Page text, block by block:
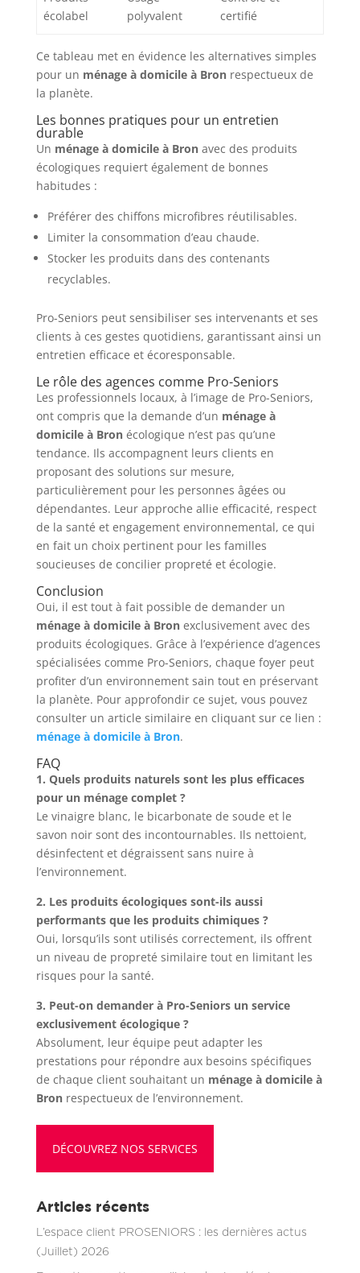
écolabel
polyvalent
certifié
Ce tableau met en évidence les alternatives simples
pour un ménage à domicile à Bronrespectueux de
la planète.
Les bonnes pratiques pour un entretien
durable
Un ménage à domicile à Bronavec des produits
écologiques requiert également de bonnes
habitudes :
Préférer des chiffons microfibres réutilisables.
Limiter la consommation d’eau chaude.
Stocker les produits dans des contenants
recyclables.
Pro-Seniors peut sensibiliser ses intervenants et ses
clients à ces gestes quotidiens, garantissant ainsi un
entretien efficace et écoresponsable.
Le rôle des agences comme Pro-Seniors
Les professionnels locaux, à l’image de Pro-Seniors,
ont compris que la demande d’un ménage à
domicile à Bronécologique n’est pas qu’une
tendance. Ils accompagnent leurs clients en
proposant des solutions sur mesure,
particulièrement pour les personnes âgées ou
dépendantes. Leur approche allie efficacité, respect
de la santé et engagement environnemental, ce qui
en fait un choix pertinent pour les familles
soucieuses de concilier propreté et écologie.
Conclusion
Oui, il est tout à fait possible de demander un
ménage à domicile à Bronexclusivement avec des
produits écologiques. Grâce à l’expérience d’agences
spécialisées comme Pro-Seniors, chaque foyer peut
profiter d’un environnement sain tout en préservant
la planète. Pour approfondir ce sujet, vous pouvez
consulter un article similaire en cliquant sur ce lien :
ménage à domicile à Bron.
FAQ
1. Quels produits naturels sont les plus efficaces
pour un ménage complet ?
Le vinaigre blanc, le bicarbonate de soude et le
savon noir sont des incontournables. Ils nettoient,
désinfectent et dégraissent sans nuire à
l’environnement.
2. Les produits écologiques sont-ils aussi
performants que les produits chimiques ?
Oui, lorsqu’ils sont utilisés correctement, ils offrent
un niveau de propreté similaire tout en limitant les
risques pour la santé.
3. Peut-on demander à Pro-Seniors un service
exclusivement écologique ?
Absolument, leur équipe peut adapter les
prestations pour répondre aux besoins spécifiques
de chaque client souhaitant un ménage à domicile à
Bronrespectueux de l’environnement.
DÉCOUVREZ NOS SERVICES
Articles récents
L’espace client PROSENIORS : les dernières actus
(Juillet) 2026